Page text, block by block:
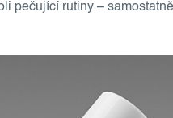
pečující rutiny –